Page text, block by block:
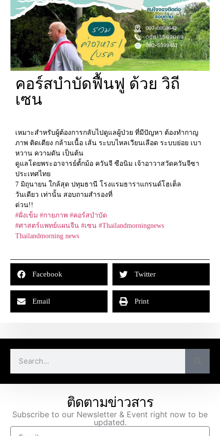
คอร์สบำบัดฟื้นฟู ด้วย วิถี
เซน
เหมาะสำหรับผู้ต้องการกลับไปดูแลผู้ป่วย ที่มีปัญหา ต้องทำกาญ
ภาพ ติดเตียง กล้ามเนื้อ เส้น ระบบไหลเวียนเลือด ระบบย่อย เบา
หวาน ความดัน เป็นต้น
ดูแลโดยพระอาจารย์ตั้กม้อ ควันจี ซือนิม เจ้าอาวาสวัดควันจีซา
ประเทศไทย
7 มิถุนายน ใกล้สุด ปทุมธานี โรงแรมธาราแกรนด์โฮเต็ล
วันเดียว เท่านั้น สอบถามสำรองที่
ด่วน!!
#ฝั่งเข็ม #กายภาพ #คอร์สบำบัด
#ศาสตร์แพทย์แผนจีน #เซน #Thailandmorningnews
Thailandmorning news
Facebook Twitter
Email Print
ติดตามข่าวสาร
Subscribe to our Newsletter & Event right now to be
updated.